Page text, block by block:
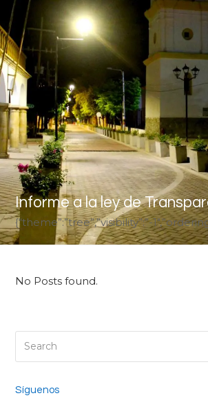
Informe a la ley de
{“theme”:”tree”,”visibility”:”-
No Posts found.
Síguenos